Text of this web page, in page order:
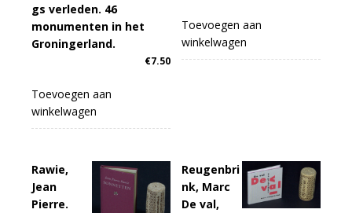
gs verleden. 46
monumenten in het
Groningerland.
€7.50
Toevoegen aan
winkelwagen
Toevoegen aan
winkelwagen
Rawie,
Jean
Pierre.
Reugenbri
nk, Marc
De val,